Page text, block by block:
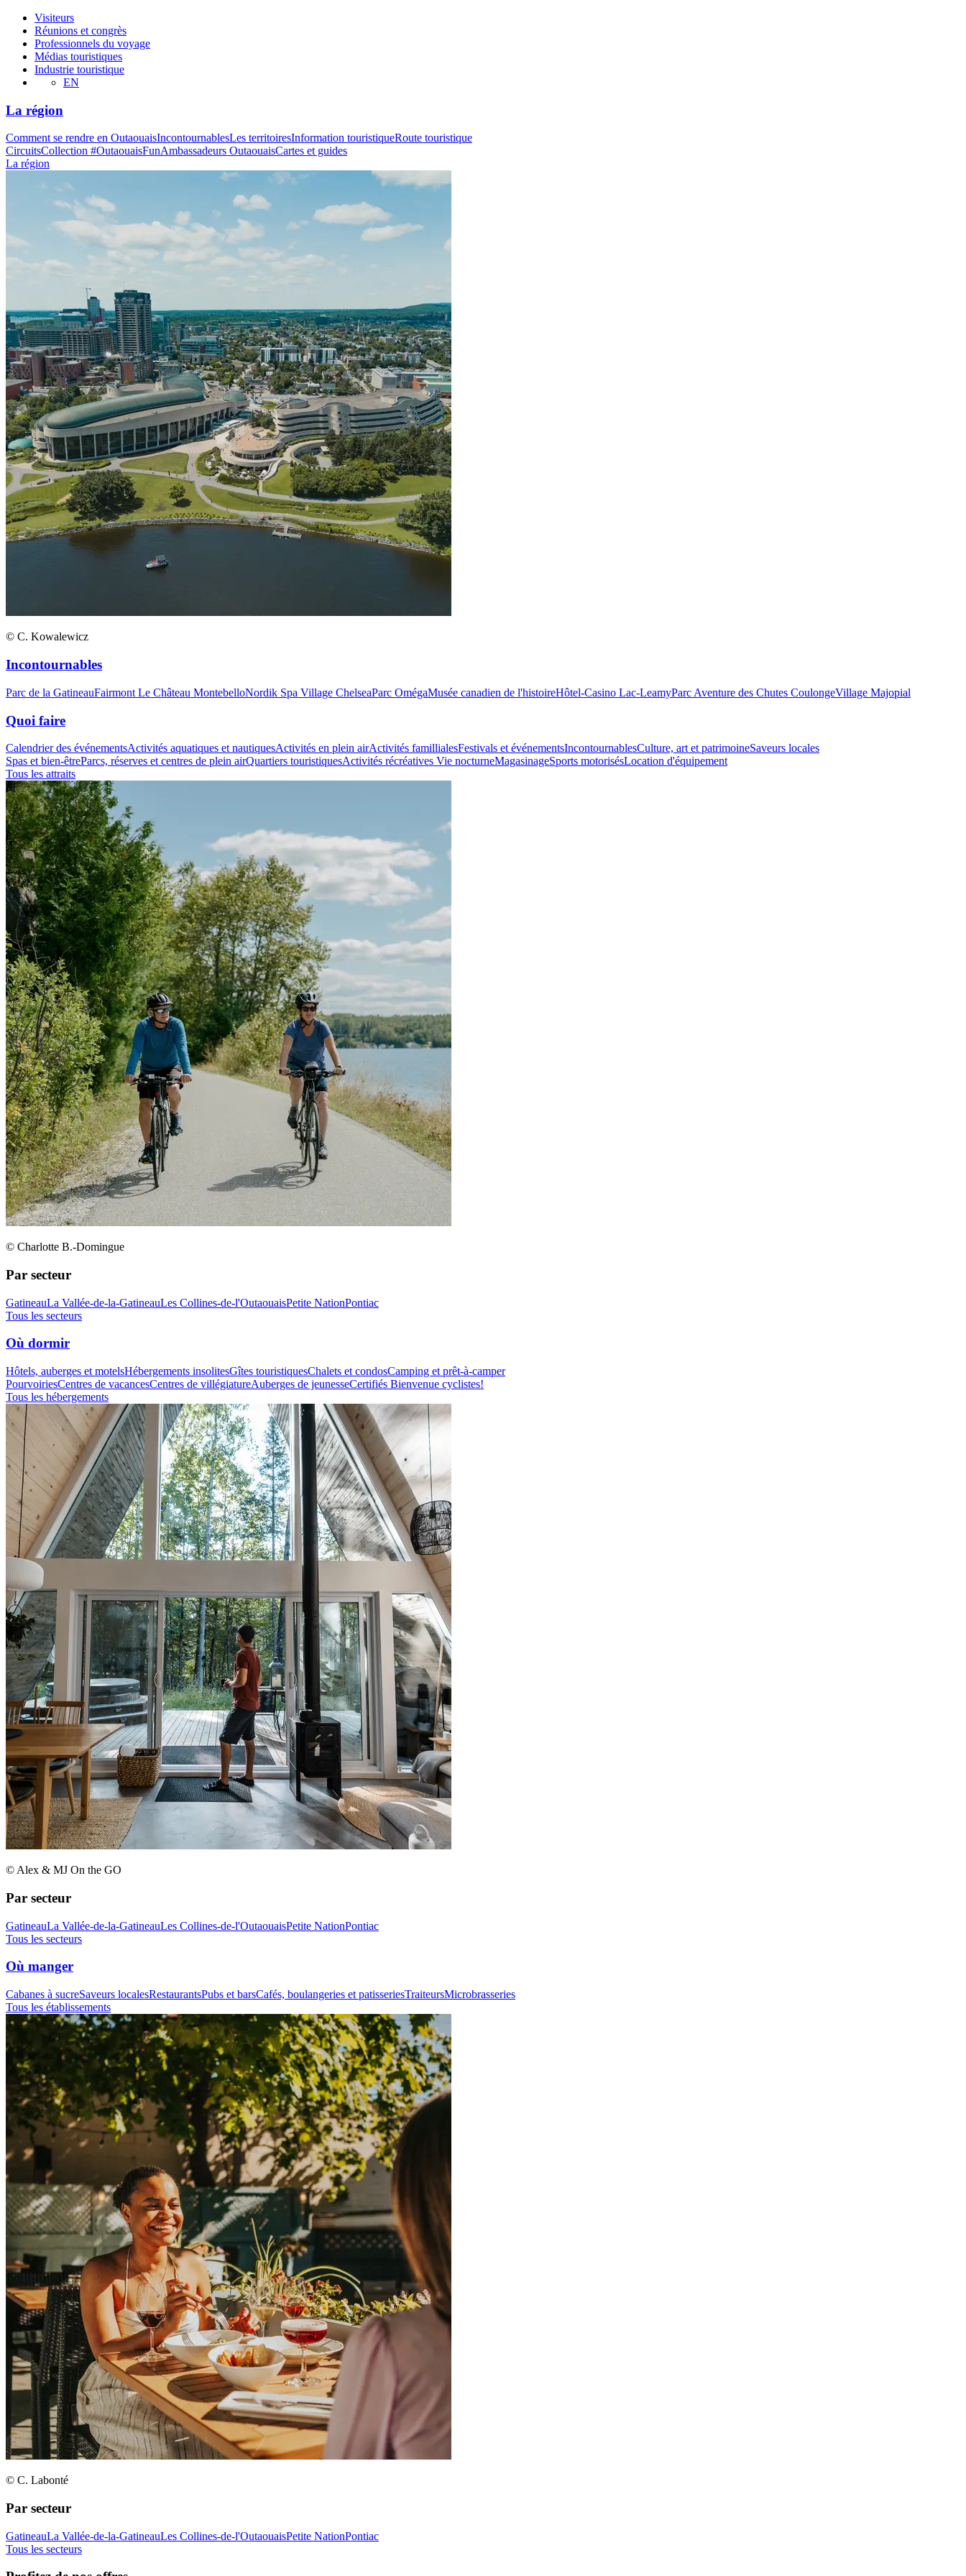
Visiteurs
Réunions et congrès
Professionnels du voyage
Médias touristiques
Industrie touristique
EN
La région
Comment se rendre en OutaouaisIncontournablesLes territoiresInformation touristiqueRoute touristique
CircuitsCollection #OutaouaisFunAmbassadeurs OutaouaisCartes et guides
La région
© C. Kowalewicz
Incontournables
Parc de la GatineauFairmont Le Château MontebelloNordik Spa Village ChelseaParc OmégaMusée canadien de l'histoireHôtel-Casino Lac-LeamyParc Aventure des Chutes CoulongeVillage Majopial
Quoi faire
Calendrier des événementsActivités aquatiques et nautiquesActivités en plein airActivités famillialesFestivals et événementsIncontournablesCulture, art et patrimoineSaveurs locales
Spas et bien-êtreParcs, réserves et centres de plein airQuartiers touristiquesActivités récréatives Vie nocturneMagasinageSports motorisésLocation d'équipement
Tous les attraits
© Charlotte B.-Domingue
Par secteur
GatineauLa Vallée-de-la-GatineauLes Collines-de-l'OutaouaisPetite NationPontiac
Tous les secteurs
Où dormir
Hôtels, auberges et motelsHébergements insolitesGîtes touristiquesChalets et condosCamping et prêt-à-camper
PourvoiriesCentres de vacancesCentres de villégiatureAuberges de jeunesseCertifiés Bienvenue cyclistes!
Tous les hébergements
© Alex & MJ On the GO
Par secteur
GatineauLa Vallée-de-la-GatineauLes Collines-de-l'OutaouaisPetite NationPontiac
Tous les secteurs
Où manger
Cabanes à sucreSaveurs localesRestaurantsPubs et barsCafés, boulangeries et patisseriesTraiteursMicrobrasseries
Tous les établissements
© C. Labonté
Par secteur
GatineauLa Vallée-de-la-GatineauLes Collines-de-l'OutaouaisPetite NationPontiac
Tous les secteurs